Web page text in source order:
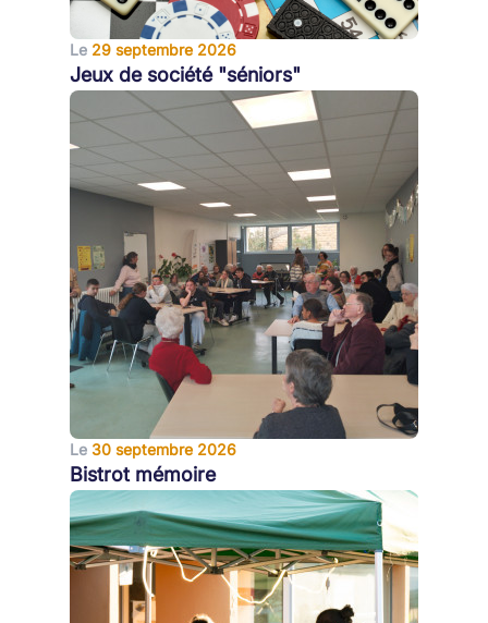
Le 29 septembre 2026
Jeux de société "séniors"
Le 30 septembre 2026
Bistrot mémoire